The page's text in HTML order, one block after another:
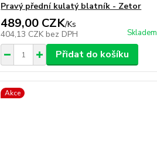
Pravý přední kulatý blatník - Zetor
489,00 CZK/Ks
404,13 CZK bez DPH Skladem
Přidat do košíku
Akce